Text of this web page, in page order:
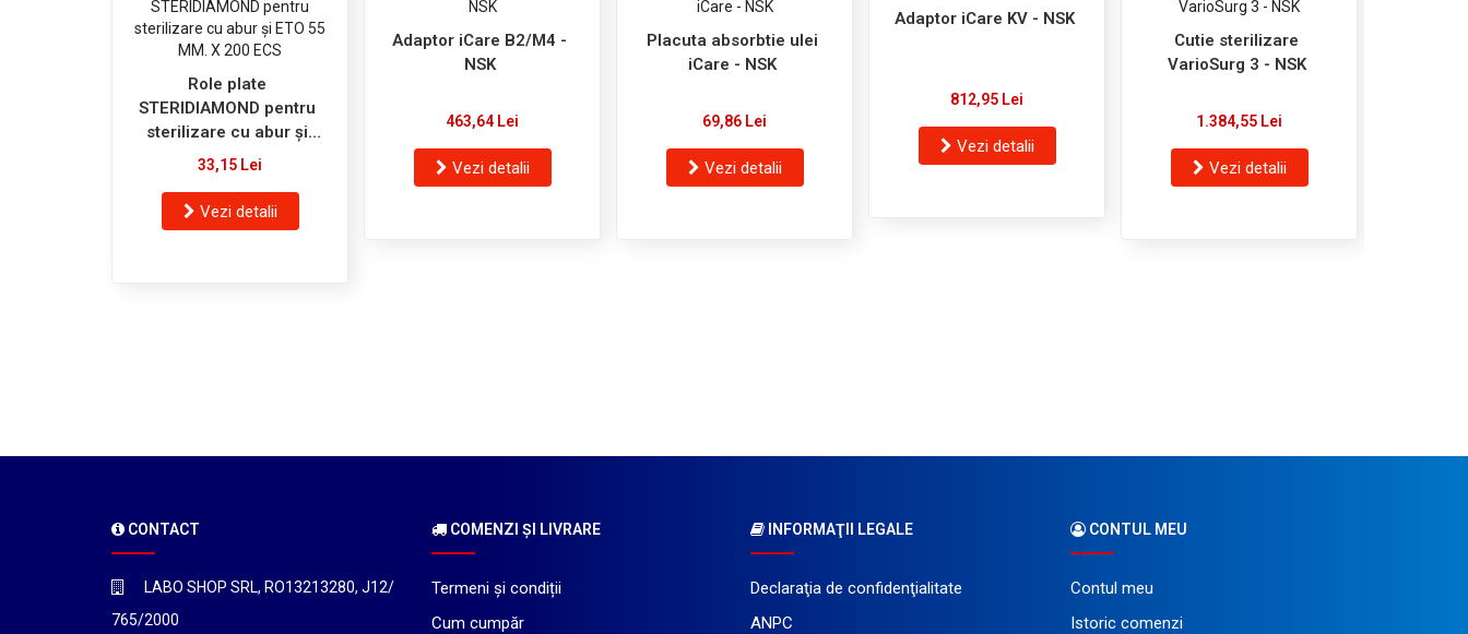
Role plate
STERIDIAMOND pentru
sterilizare cu abur și
ETO 55 MM. X 200 ECS
33,15 Lei
Vezi detalii
Adaptor iCare B2/M4 -
NSK
463,64 Lei
Vezi detalii
Placuta absorbtie ulei
iCare - NSK
69,86 Lei
Vezi detalii
Adaptor iCare KV - NSK
812,95 Lei
Vezi detalii
Cutie sterilizare
VarioSurg 3 - NSK
1.384,55 Lei
Vezi detalii
CONTACT
LABO SHOP SRL, RO13213280, J12/
765/2000
COMENZI ŞI LIVRARE
Termeni și condiții
Cum cumpăr
INFORMAŢII LEGALE
Declaraţia de confidenţialitate
ANPC
CONTUL MEU
Contul meu
Istoric comenzi